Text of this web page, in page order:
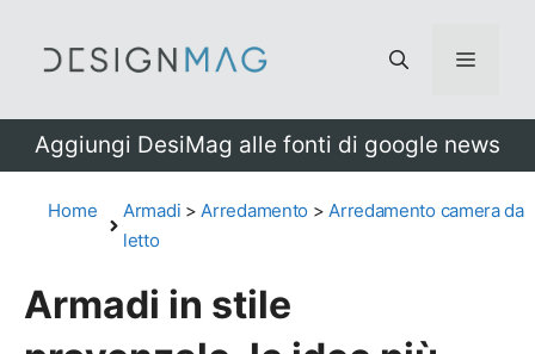
Menu
Aggiungi DesiMag alle fonti di google news
Home Armadi >Arredamento >Arredamento camera da
letto
Armadi in stile